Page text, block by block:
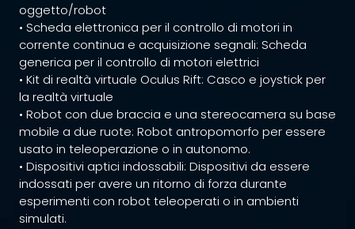
oggetto/robot
• Scheda elettronica per il controllo di motori in
corrente continua e acquisizione segnali: Scheda
generica per il controllo di motori elettrici
• Kit di realtà virtuale Oculus Rift: Casco e joystick per
la realtà virtuale
• Robot con due braccia e una stereocamera su base
mobile a due ruote: Robot antropomorfo per essere
usato in teleoperazione o in autonomo.
• Dispositivi aptici indossabili: Dispositivi da essere
indossati per avere un ritorno di forza durante
esperimenti con robot teleoperati o in ambienti
simulati.